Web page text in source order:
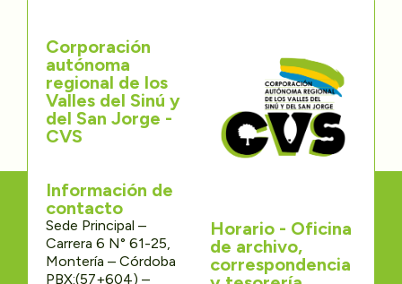
Contáctenos
Corporación
autónoma
regional de los
Valles del Sinú y
del San Jorge -
CVS
Información de
contacto
Sede Principal –
Carrera 6 N° 61-25,
Montería – Córdoba
PBX:(57+604) –
Horario - Oficina
de archivo,
correspondencia